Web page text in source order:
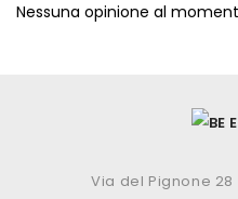
Nessuna opinione al
Via del Pignone 28